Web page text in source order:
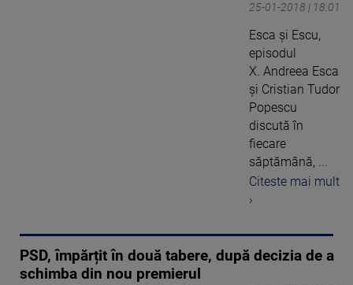
25-01-2018 | 18:01
Esca și Escu,
episodul
X. Andreea Esca
și Cristian Tudor
Popescu
discută în
fiecare
săptămână, ...
Citeste mai mult
›
PSD, împărțit în două tabere, după decizia de a
schimba din nou premierul